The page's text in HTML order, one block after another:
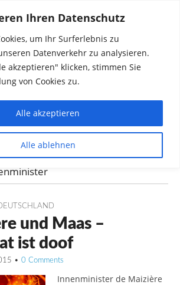
Ihren Datenschutz
um Ihr Surferlebnis zu
Datenverkehr zu analysieren.
akzeptieren" klicken, stimmen Sie
von Cookies zu.
Alle ablehnen
Alle akzeptieren
Krawickel
mich interessieren diskutieren
und Maas –
ist doof
• 0 Comments
Innenminister de Maizière